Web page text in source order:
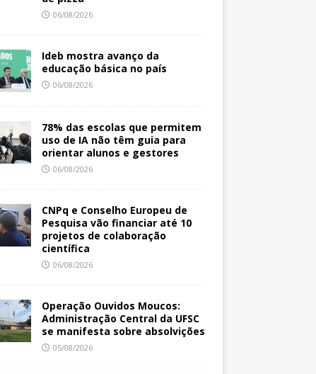
06/08/2026
Ideb mostra avanço da
educação básica no país
06/08/2026
78% das escolas que permitem
uso de IA não têm guia para
orientar alunos e gestores
06/08/2026
CNPq e Conselho Europeu de
Pesquisa vão financiar até 10
projetos de colaboração
científica
06/08/2026
Operação Ouvidos Moucos:
Administração Central da UFSC
se manifesta sobre absolvições
05/08/2026